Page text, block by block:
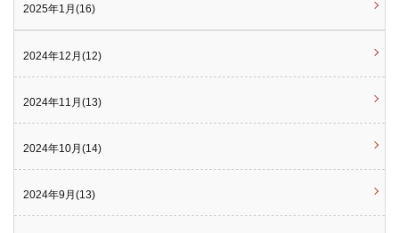
2025年1月(16)
2024年12月(12)
2024年11月(13)
2024年10月(14)
2024年9月(13)